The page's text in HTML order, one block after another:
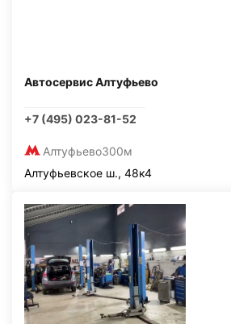
Автосервис Алтуфьево
+7 (495) 023-81-52
Алтуфьево300м
Алтуфьевское ш., 48к4